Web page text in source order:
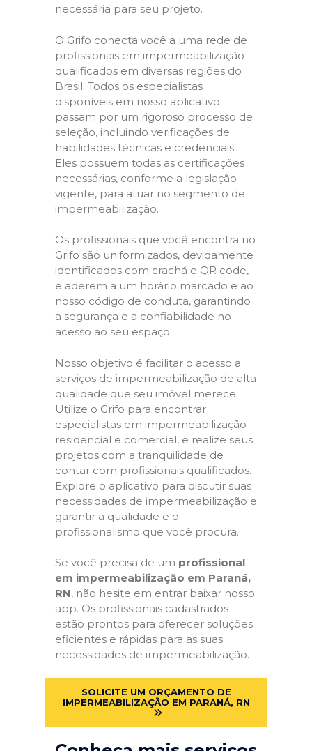
necessária para seu projeto.
O Grifo conecta você a uma rede de
profissionais em impermeabilização
qualificados em diversas regiões do
Brasil. Todos os especialistas
disponíveis em nosso aplicativo
passam por um rigoroso processo de
seleção, incluindo verificações de
habilidades técnicas e credenciais.
Eles possuem todas as certificações
necessárias, conforme a legislação
vigente, para atuar no segmento de
impermeabilização.
Os profissionais que você encontra no
Grifo são uniformizados, devidamente
identificados com crachá e QR code,
e aderem a um horário marcado e ao
nosso código de conduta, garantindo
a segurança e a confiabilidade no
acesso ao seu espaço.
Nosso objetivo é facilitar o acesso a
serviços de impermeabilização de alta
qualidade que seu imóvel merece.
Utilize o Grifo para encontrar
especialistas em impermeabilização
residencial e comercial, e realize seus
projetos com a tranquilidade de
contar com profissionais qualificados.
Explore o aplicativo para discutir suas
necessidades de impermeabilização e
garantir a qualidade e o
profissionalismo que você procura.
Se você precisa de um profissional
em impermeabilização em Paraná,
RN, não hesite em entrar baixar nosso
app. Os profissionais cadastrados
estão prontos para oferecer soluções
eficientes e rápidas para as suas
necessidades de impermeabilização.
SOLICITE UM ORÇAMENTO DE
IMPERMEABILIZAÇÃO EM PARANÁ, RN